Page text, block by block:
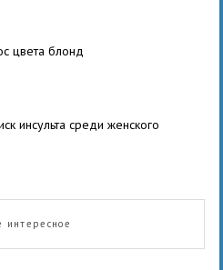
цвета блонд
инсульта среди женского
интересное